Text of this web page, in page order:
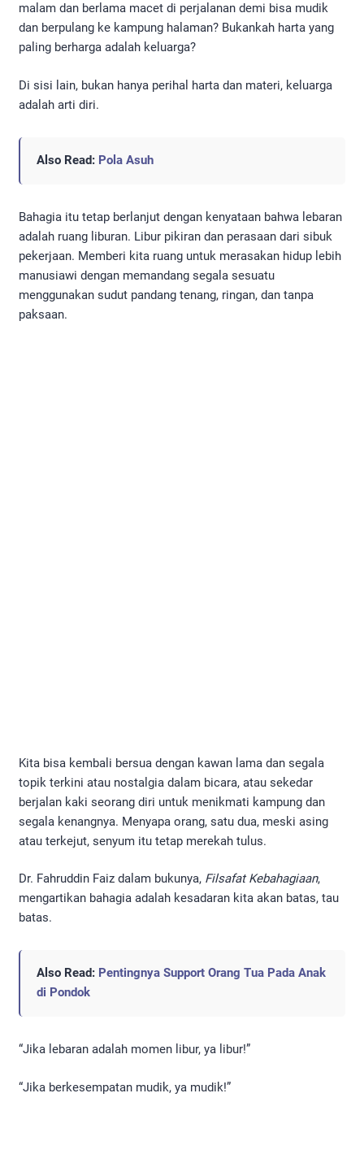
malam dan berlama macet di perjalanan demi bisa mudik
dan berpulang ke kampung halaman? Bukankah harta yang
paling berharga adalah keluarga?
Di sisi lain, bukan hanya perihal harta dan materi, keluarga
adalah arti diri.
Also Read: Pola Asuh
Bahagia itu tetap berlanjut dengan kenyataan bahwa lebaran
adalah ruang liburan. Libur pikiran dan perasaan dari sibuk
pekerjaan. Memberi kita ruang untuk merasakan hidup lebih
manusiawi dengan memandang segala sesuatu
menggunakan sudut pandang tenang, ringan, dan tanpa
paksaan.
Kita bisa kembali bersua dengan kawan lama dan segala
topik terkini atau nostalgia dalam bicara, atau sekedar
berjalan kaki seorang diri untuk menikmati kampung dan
segala kenangnya. Menyapa orang, satu dua, meski asing
atau terkejut, senyum itu tetap merekah tulus.
Dr. Fahruddin Faiz dalam bukunya, Filsafat Kebahagiaan,
mengartikan bahagia adalah kesadaran kita akan batas, tau
batas.
Also Read: Pentingnya Support Orang Tua Pada Anak
di Pondok
“Jika lebaran adalah momen libur, ya libur!”
“Jika berkesempatan mudik, ya mudik!”